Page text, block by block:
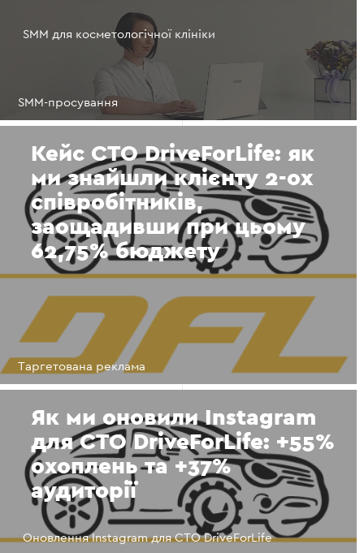
SMM для косметологічної клініки
SMM-просування
Кейс СТО DriveForLife: як
ми знайшли клієнту 2-ох
співробітників,
заощадивши при цьому
62,75% бюджету
Таргетована реклама
Як ми оновили Instagram
для СТО DriveForLife: +55%
охоплень та +37%
аудиторії
Оновлення Instagram для СТО DriveForLife